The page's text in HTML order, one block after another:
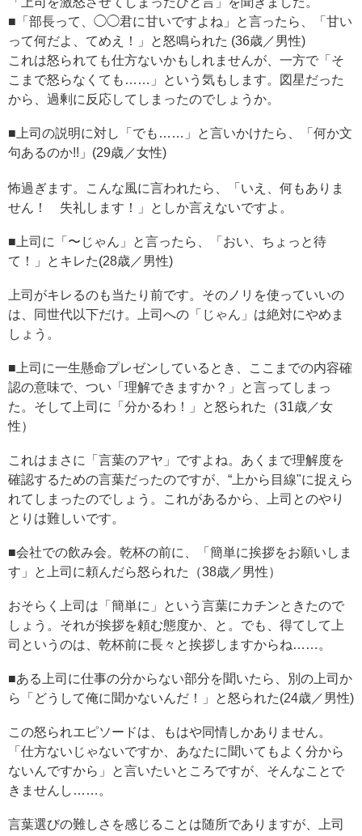
■「部長って、◯◯君に甘いですよね」と言ったら、「甘い
って何だよ、てめえ！」と怒鳴られた (36歳／男性)
これは怒られても仕方ないかもしれませんが、一方で「そ
こまで怒らなくても……」という気もします。図星だった
から、過剰に反応してしまったのでしょうか。
■上司の説明に対し「でも……」と言いかけたら、「何か文
句あるのか!!」(29歳／女性)
怖過ぎます。こんな風に言われたら、「いえ、何もありま
せん！ 失礼します！」としか言えないですよ。
■上司に「〜じゃん」と言ったら、「おい、ちょっと待
て！」とキレた(28歳／男性)
上司がキレるのも当たり前です。そのノリを使っていいの
は、同世代以下だけ。上司への「じゃん」は絶対にやめま
しょう。
■上司に一生懸命プレゼンしているとき、ここまでの内容確
認の意味で、つい「理解できますか？」と言ってしまっ
た。そして上司に「分かるわ！」と怒られた（31歳／女
性）
これはまさに「言葉のアヤ」ですよね。あくまで理解度を
確認するための言葉だったのですが、“上から目線"に捉えら
れてしまったのでしょう。これがあるから、上司とのやり
とりは難しいです。
■会社での飲み会。乾杯の前に、「簡単に挨拶をお願いしま
す」と上司に頼んだら怒られた（38歳／男性）
おそらく上司は「簡単に」という言葉にカチンときたので
しょう。それが挨拶を頼む態度か、と。でも、得てして上
司というのは、乾杯前に長々と挨拶しますからね……。
■ある上司に仕事の分からない部分を聞いたら、別の上司か
ら「どうして俺に聞かないんだ！」と怒られた(24歳／男性)
この怒られエピソードは、もはや同情しかありません。
「仕方ないじゃないですか、あなたに聞いてもよく分から
ないんですから」と言いたいところですが、そんなことで
きませんし……。
言葉選びの難しさを感じることは随所でありますが、上司